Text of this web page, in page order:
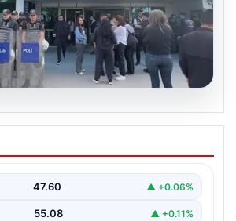
operasyon. 12
alındı
47.60 ▲ +0.06%
55.08 ▲ +0.11%